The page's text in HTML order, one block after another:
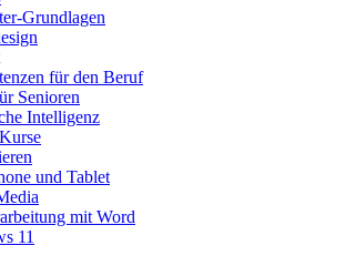
Grundlagen
für den Beruf
Senioren
Intelligenz
und Tablet
mit Word
11